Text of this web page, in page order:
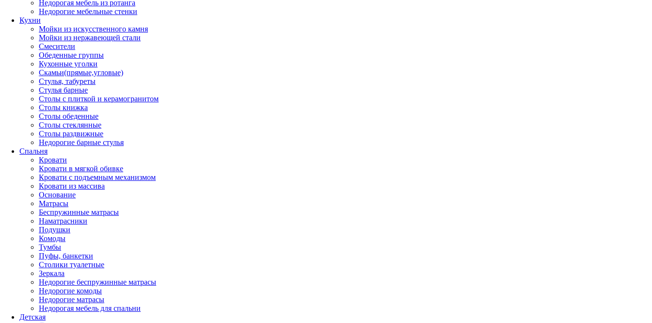
Недорогая мебель из ротанга
Недорогие мебельные стенки
Кухни
Мойки из искусственного камня
Мойки из нержавеющей стали
Смесители
Обеденные группы
Кухонные уголки
Скамьи(прямые,угловые)
Стулья, табуреты
Стулья барные
Столы с плиткой и керамогранитом
Столы книжка
Столы обеденные
Столы стеклянные
Столы раздвижные
Недорогие барные стулья
Спальня
Кровати
Кровати в мягкой обивке
Кровати с подъемным механизмом
Кровати из массива
Основание
Матрасы
Беспружинные матрасы
Наматрасники
Подушки
Комоды
Тумбы
Пуфы, банкетки
Столики туалетные
Зеркала
Недорогие беспружинные матрасы
Недорогие комоды
Недорогие матрасы
Недорогая мебель для спальни
Детская